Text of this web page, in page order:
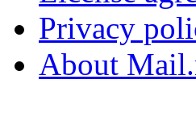
Privacy
About